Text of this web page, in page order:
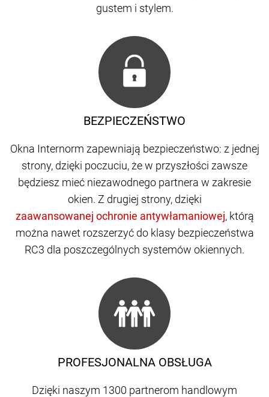
gustem i stylem.
PROFESJONALNA OBSŁUGA
Dzięki naszym 1300 partnerom handlowym
BEZPIECZEŃSTWO
Okna Internorm zapewniają bezpieczeństwo: z jednej
strony, dzięki poczuciu, że w przyszłości zawsze
będziesz mieć niezawodnego partnera w zakresie
okien. Z drugiej strony, dzięki
, którą
można nawet rozszerzyć do klasy bezpieczeństwa
RC3 dla poszczególnych systemów okiennych.